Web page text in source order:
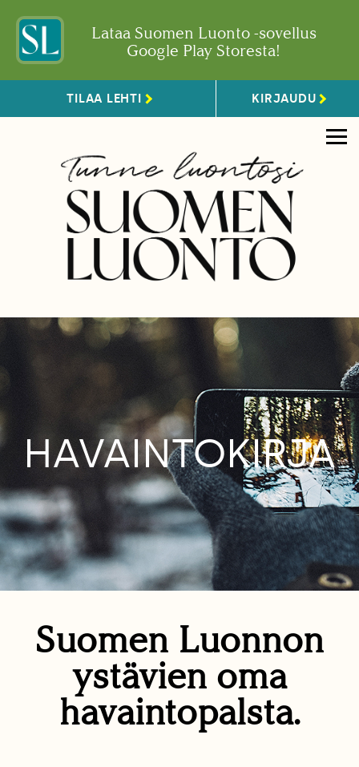
Lataa Suomen Luonto -sovellus
Google Play Storesta!
TILAA LEHTI KIRJAUDU
HAVAINTOKIRJA
Suomen Luonnon
ystävien oma
havaintopalsta.